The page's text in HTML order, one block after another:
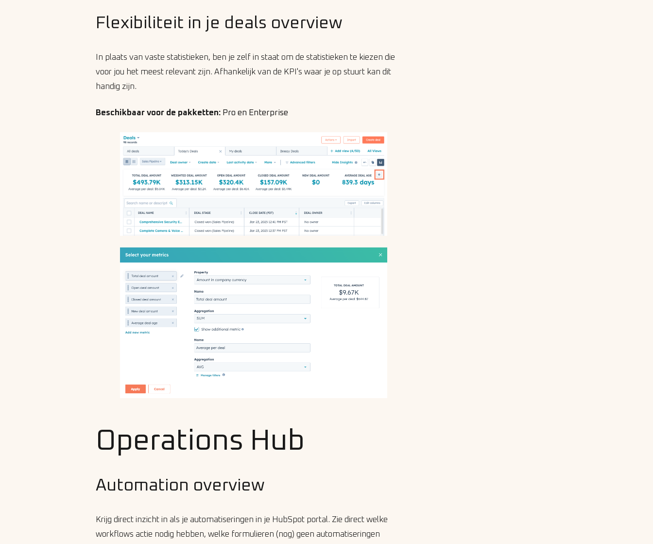
Flexibiliteit in je deals overview
In plaats van vaste statistieken, ben je zelf in staat om de statistieken te kiezen die
voor jou het meest relevant zijn. Afhankelijk van de KPI's waar je op stuurt kan dit
handig zijn.
Beschikbaar voor de pakketten: Pro en Enterprise
Operations Hub
Automation overview
Krijg direct inzicht in als je automatiseringen in je HubSpot portal. Zie direct welke
workflows actie nodig hebben, welke formulieren (nog) geen automatiseringen